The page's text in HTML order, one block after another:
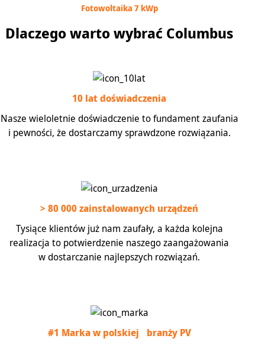
Fotowoltaika 7 kWp
Dlaczego warto wybrać Columbus
10 lat doświadczenia
Nasze wieloletnie doświadczenie to fundament zaufania
i pewności, że dostarczamy sprawdzone rozwiązania.
> 80 000 zainstalowanych urządzeń
Tysiące klientów już nam zaufały, a każda kolejna
realizacja to potwierdzenie naszego zaangażowania
w dostarczanie najlepszych rozwiązań.
#1 Marka w polskiej branży PV